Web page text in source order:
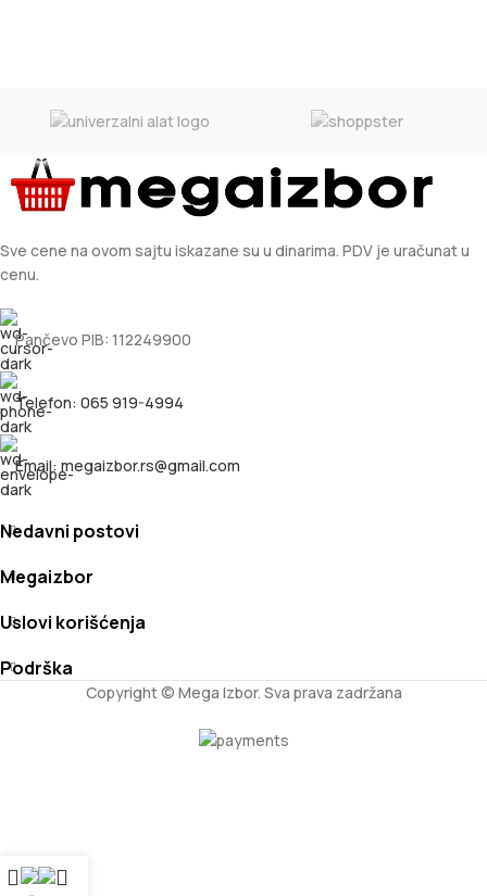
Sve cene na ovom sajtu iskazane su u dinarima. PDV je uračunat u
cenu.
Pančevo PIB: 112249900
Telefon: 065 919-4994
Email: megaizbor.rs@gmail.com
Nedavni postovi
Megaizbor
Uslovi korišćenja
Podrška
Copyright © Mega Izbor. Sva prava zadržana